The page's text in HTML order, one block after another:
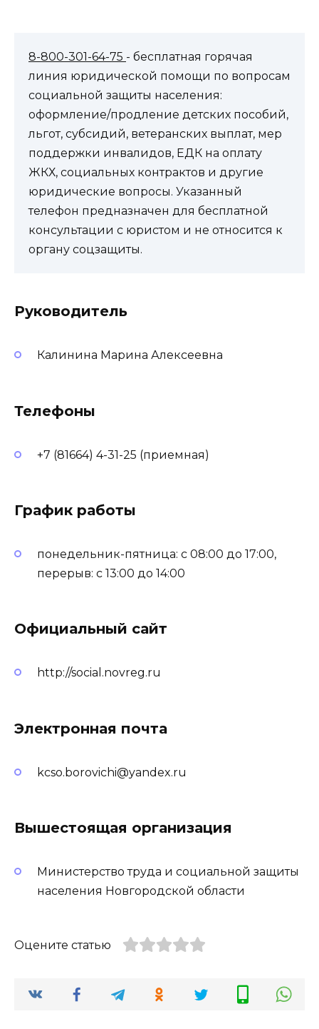
8-800-301-64-75 - бесплатная горячая
линия юридической помощи по вопросам
социальной защиты населения:
оформление/продление детских пособий,
льгот, субсидий, ветеранских выплат, мер
поддержки инвалидов, ЕДК на оплату
ЖКХ, социальных контрактов и другие
юридические вопросы. Указанный
телефон предназначен для бесплатной
консультации с юристом и не относится к
органу соцзащиты.
Руководитель
Калинина Марина Алексеевна
Телефоны
+7 (81664) 4-31-25 (приемная)
График работы
понедельник-пятница: с 08:00 до 17:00,
перерыв: с 13:00 до 14:00
Официальный сайт
http://social.novreg.ru
Электронная почта
kcso.borovichi@yandex.ru
Вышестоящая организация
Министерство труда и социальной защиты
населения Новгородской области
Оцените статью